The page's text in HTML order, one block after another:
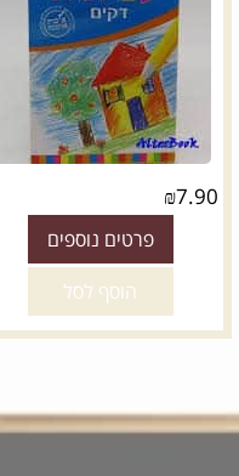
₪7.90
פרטים נוספים
הוסף לסל